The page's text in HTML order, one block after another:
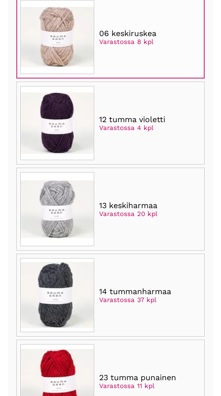
06 keskiruskea
Varastossa 8 kpl
12 tumma violetti
Varastossa 4 kpl
13 keskiharmaa
Varastossa 20 kpl
14 tummanharmaa
Varastossa 37 kpl
23 tumma punainen
Varastossa 11 kpl